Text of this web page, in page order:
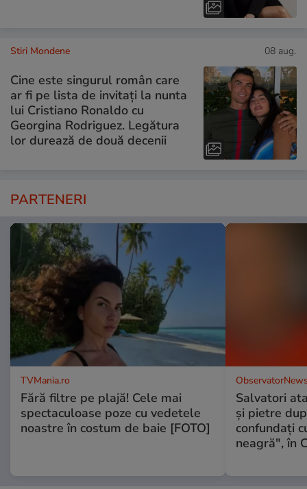
Stiri Mondene 08 aug.
Cine este singurul român care
ar fi pe lista de invitați la nunta
lui Cristiano Ronaldo cu
Georgina Rodriguez. Legătura
lor durează de două decenii
PARTENERI
TVMania.ro
Fără filtre pe plajă! Cele mai
spectaculoase poze cu vedetele
noastre în costum de baie [FOTO]
Salvatori
şi pietre
confundaţi
neagră", în